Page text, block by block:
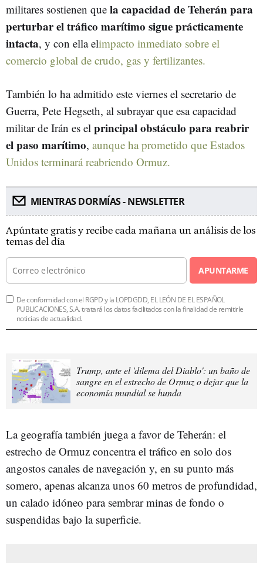
militares sostienen que la capacidad de Teherán para
perturbar el tráfico marítimo sigue prácticamente
intacta, y con ella elimpacto inmediato sobre el
comercio global de crudo, gas y fertilizantes.
También lo ha admitido este viernes el secretario de
Guerra, Pete Hegseth, al subrayar que esa capacidad
militar de Irán es el principal obstáculo para reabrir
el paso marítimo, aunque ha prometido que Estados
Unidos terminará reabriendo Ormuz.
MIENTRAS DORMÍAS - NEWSLETTER
Apúntate gratis y recibe cada mañana un análisis de los
temas del día
APUNTARME
De conformidad con el RGPD y la LOPDGDD, EL LEÓN DE EL ESPAÑOL
PUBLICACIONES, S.A. tratará los datos facilitados con la finalidad de remitirle
noticias de actualidad.
Trump, ante el 'dilema del Diablo': un baño de
sangre en el estrecho de Ormuz o dejar que la
economía mundial se hunda
La geografía también juega a favor de Teherán: el
estrecho de Ormuz concentra el tráfico en solo dos
angostos canales de navegación y, en su punto más
somero, apenas alcanza unos 60 metros de profundidad,
un calado idóneo para sembrar minas de fondo o
suspendidas bajo la superficie.